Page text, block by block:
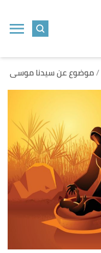
موضوع عن سيدنا موسى